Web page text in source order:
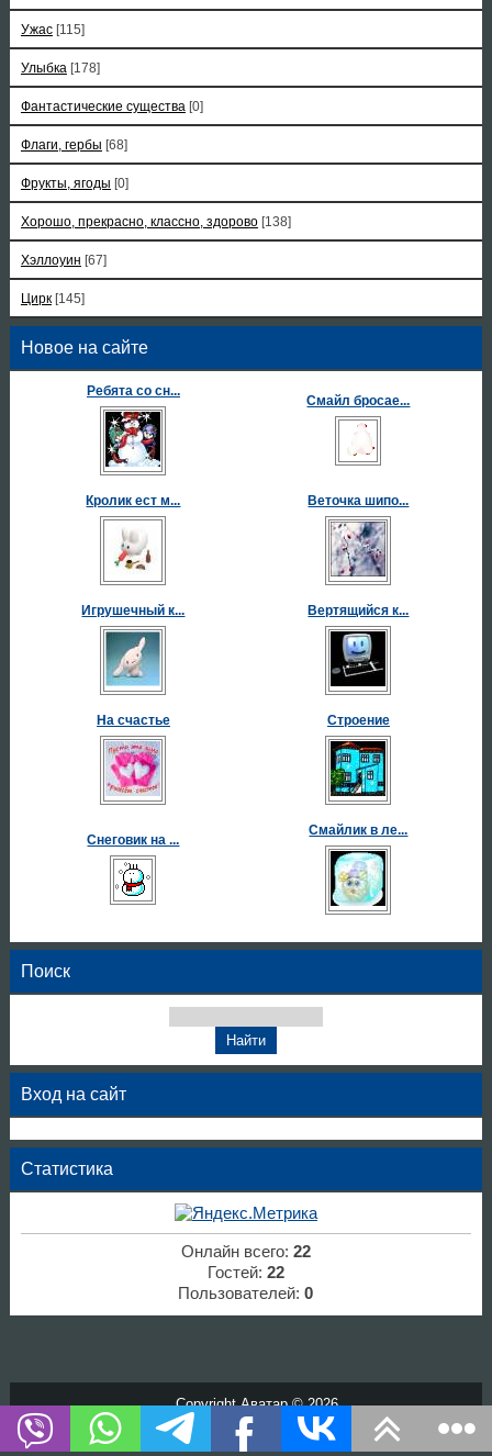
Ужас [115]
Улыбка [178]
Фантастические существа [0]
Флаги, гербы [68]
Фрукты, ягоды [0]
Хорошо, прекрасно, классно, здорово [138]
Хэллоуин [67]
Цирк [145]
Новое на сайте
Ребята со сн...
Смайл бросае...
Кролик ест м... Веточка шипо...
Игрушечный к... Вертящийся к...
На счастье Строение
Снеговик на ...
Смайлик в ле...
Поиск
Вход на сайт
Статистика
Онлайн всего: 22
Гостей: 22
Пользователей:0
Copyright Аватар © 2026
Хостинг от
uCoz